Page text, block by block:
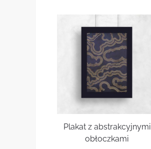
Plakat z abstrakcyjnymi
obłoczkami